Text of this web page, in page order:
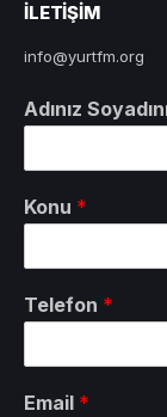
ILETIŞIM
info@yurtfm.org
Adınız
Konu *
Telefon *
Email *